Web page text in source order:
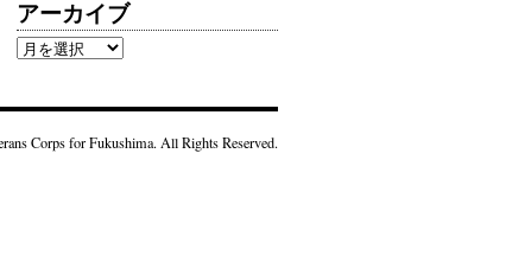
アーカイブ
ア
ブCorps for Fukushima. All Rights Reserved.